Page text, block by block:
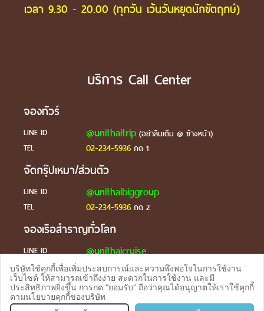
จองทัวร TEL
เวลา 9.30 - 20.00 (ทุกวัน เว้นวันหยุดนักขัตฤกษ์)
บริการ Call Center
จองทัวร์
LINE ID @unithaitrip(อย่าลืมเติม @ ข้างหน้า)
TEL
02-234-5936กด 1
จัดกรุ๊ปเหมา/ส่วนตัว
LINE ID @unithaibiggroup
TEL 02-234-5936กด 2
จองเรือสำราญทั่วโลก
LINE ID @unithaicruise
ร้องเรียน
LINE ID @unithaicare
บริษัทใช้คุกกี้เพื่อเพิ่มประสบการณ์และความพึงพอใจในการใช้งาน
เว็บไซต์ ให้สามารถเข้าถึงง่าย สะดวกในการใช้งาน และมี
ประสิทธิภาพยิ่งขึ้น การกด “ยอมรับ” ถือว่าคุณได้อนุญาตให้เราใช้คุกกี้
ตามนโยบายคุกกี้ของบริษัท